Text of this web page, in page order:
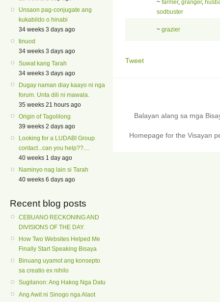
Unsaon pag-conjugate ang
kukabildo o hinabi
34 weeks 3 days ago
tinuod
34 weeks 3 days ago
Suwat kang Tarah
34 weeks 3 days ago
Dugay naman diay kaayo ni nga
forum. Unta dili ni mawala.
35 weeks 21 hours ago
Origin of Tagolilong
39 weeks 2 days ago
Looking for a LUDABI Group
contact...can you help??....
40 weeks 1 day ago
Naminyo nag lain si Tarah
40 weeks 6 days ago
Recent blog posts
CEBUANO RECKONING AND
DIVISIONS OF THE DAY.
How Two Websites Helped Me
Finally Start Speaking Bisaya
Binuang uyamot ang konsepto
sa creatio ex nihilo
Sugilanon: Ang Hakog Nga Datu
Ang Awit ni Sinogo nga Alaot
~ farmer, granger,
sodbuster
~ grazier
Tweet
Balayan alang sa mga
Homepage for the Visayan